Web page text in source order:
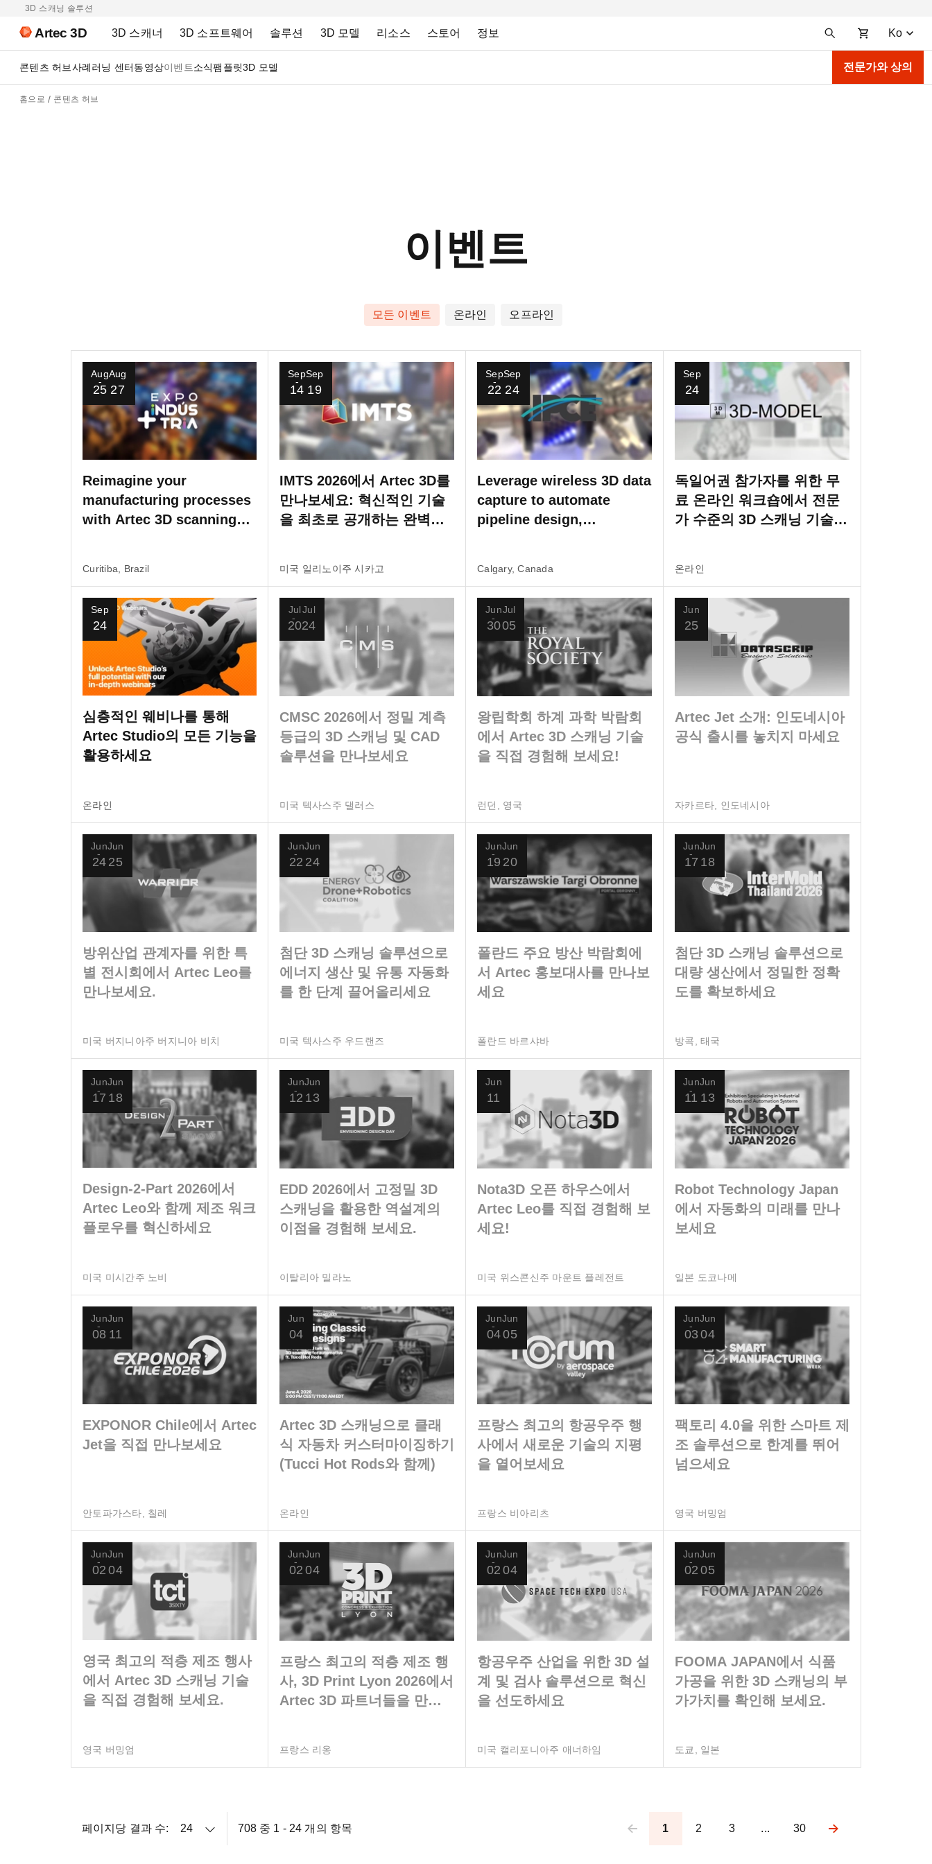
3D 스캐닝 솔루션
Artec 3D 3D 스캐너 3D 소프트웨어 솔루션 3D 모델 리소스 스토어 정보 Ko
콘텐츠 허브사례러닝 센터동영상이벤트소식팸플릿3D 모델 전문가와 상의
홈으로 콘텐츠 허브
이벤트
모든 이벤트 온라인 오프라인
Aug
25
Aug
27
Reimagine your
manufacturing processes
with Artec 3D scanning
Curitiba, Brazil
Sep
14
Sep
19
IMTS 2026에서 Artec 3D를
만나보세요: 혁신적인 기술
을 최초로 공개하는 완벽한
미국 일리노이주 시카고
Sep
22
Sep
24
Leverage wireless 3D data
capture to automate
pipeline design,
Calgary, Canada
Sep
24
독일어권 참가자를 위한 무
료 온라인 워크숍에서 전문
가 수준의 3D 스캐닝 기술을
온라인
Sep
24
심층적인 웨비나를 통해
Artec Studio의 모든 기능을
활용하세요
온라인
Jul
20
Jul
24
CMSC 2026에서 정밀 계측
등급의 3D 스캐닝 및 CAD
솔루션을 만나보세요
미국 텍사스주 댈러스
Jun
30
Jul
05
왕립학회 하계 과학 박람회
에서 Artec 3D 스캐닝 기술
을 직접 경험해 보세요!
런던, 영국
Jun
25
Artec Jet 소개: 인도네시아
공식 출시를 놓치지 마세요
자카르타, 인도네시아
Jun
24
Jun
25
방위산업 관계자를 위한 특
별 전시회에서 Artec Leo를
만나보세요.
미국 버지니아주 버지니아 비치
Jun
22
Jun
24
첨단 3D 스캐닝 솔루션으로
에너지 생산 및 유통 자동화
를 한 단계 끌어올리세요
미국 텍사스주 우드랜즈
Jun
19
Jun
20
폴란드 주요 방산 박람회에
서 Artec 홍보대사를 만나보
세요
폴란드 바르샤바
Jun
17
Jun
18
첨단 3D 스캐닝 솔루션으로
대량 생산에서 정밀한 정확
도를 확보하세요
방콕, 태국
Jun
17
Jun
18
Design-2-Part 2026에서
Artec Leo와 함께 제조 워크
플로우를 혁신하세요
미국 미시간주 노비
Jun
12
Jun
13
EDD 2026에서 고정밀 3D
스캐닝을 활용한 역설계의
이점을 경험해 보세요.
이탈리아 밀라노
Jun
11
Nota3D 오픈 하우스에서
Artec Leo를 직접 경험해 보
세요!
미국 위스콘신주 마운트 플레전트
Jun
11
Jun
13
Robot Technology Japan
에서 자동화의 미래를 만나
보세요
일본 도코나메
Jun
08
Jun
11
EXPONOR Chile에서 Artec
Jet을 직접 만나보세요
안토파가스타, 칠레
Jun
04
Artec 3D 스캐닝으로 클래
식 자동차 커스터마이징하기
(Tucci Hot Rods와 함께)
온라인
Jun
04
Jun
05
프랑스 최고의 항공우주 행
사에서 새로운 기술의 지평
을 열어보세요
프랑스 비아리츠
Jun
03
Jun
04
팩토리 4.0을 위한 스마트 제
조 솔루션으로 한계를 뛰어
넘으세요
영국 버밍엄
Jun
02
Jun
04
영국 최고의 적층 제조 행사
에서 Artec 3D 스캐닝 기술
을 직접 경험해 보세요.
영국 버밍엄
Jun
02
Jun
04
프랑스 최고의 적층 제조 행
사, 3D Print Lyon 2026에서
Artec 3D 파트너들을 만나
프랑스 리옹
Jun
02
Jun
04
항공우주 산업을 위한 3D 설
계 및 검사 솔루션으로 혁신
을 선도하세요
미국 캘리포니아주 애너하임
Jun
02
Jun
05
FOOMA JAPAN에서 식품
가공을 위한 3D 스캐닝의 부
가가치를 확인해 보세요.
도쿄, 일본
페이지당 결과 수: 708 중 1 - 24 개의 항목
Pagination
1 2 3 ... 30